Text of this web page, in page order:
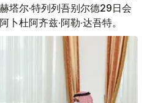
塔尔·特列列吾别尔德29日会
杜阿齐兹·阿勒·达吾特。